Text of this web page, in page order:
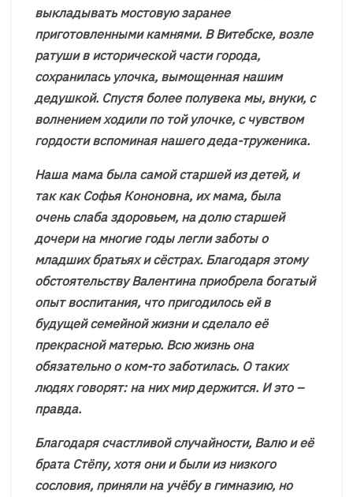
выкладывать мостовую заранее
приготовленными камнями. В Витебске, возле
ратуши в исторической части города,
сохранилась улочка, вымощенная нашим
дедушкой. Спустя более полувека мы, внуки, с
волнением ходили по той улочке, с чувством
гордости вспоминая нашего деда-труженика.
Наша мама была самой старшей из детей, и
так как Софья Кононовна, их мама, была
очень слаба здоровьем, на долю старшей
дочери на многие годы легли заботы о
младших братьях и сёстрах. Благодаря этому
обстоятельству Валентина приобрела богатый
опыт воспитания, что пригодилось ей в
будущей семейной жизни и сделало её
прекрасной матерью. Всю жизнь она
обязательно о ком-то заботилась. О таких
людях говорят: на них мир держится. И это –
правда.
Благодаря счастливой случайности, Валю и её
брата Стёпу, хотя они и были из низкого
сословия, приняли на учёбу в гимназию, но